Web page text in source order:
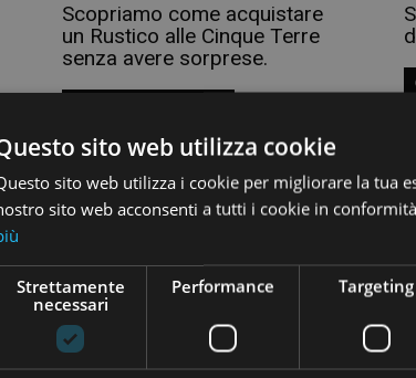
Scopriamo come acquistare
un Rustico alle Cinque Terre
senza avere sorprese.
Vorresti scoprire i punti più
Terre?
GUARDA IL VIDEO
sito web utilizza cookie
sito web utilizza i cookie per migliorare la tua
sito web acconsenti a tutti i cookie in
Strettamente
necessari
Performance Targeting